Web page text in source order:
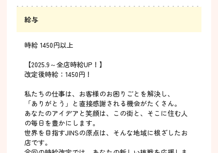
給与
時給 1450円以上
【2025.9～全店時給UP！】
改定後時給：1450円！
私たちの仕事は、お客様のお困りごとを解決し、
「ありがとう」と直接感謝される機会がたくさん。
あなたのアイデアと笑顔は、この街と、そこに住む人
の毎日を豊かにします。
世界を目指すJINSの原点は、そんな地域に根ざしたお
店です。